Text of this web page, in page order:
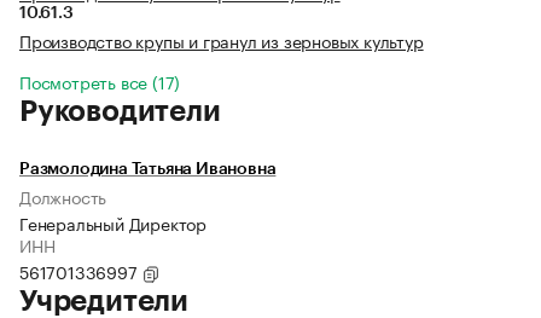
10.61.3
Производство крупы и гранул из зерновых культур
Посмотреть все (17)
Руководители
Размолодина Татьяна Ивановна
Должность
Генеральный Директор
ИНН
561701336997
Учредители